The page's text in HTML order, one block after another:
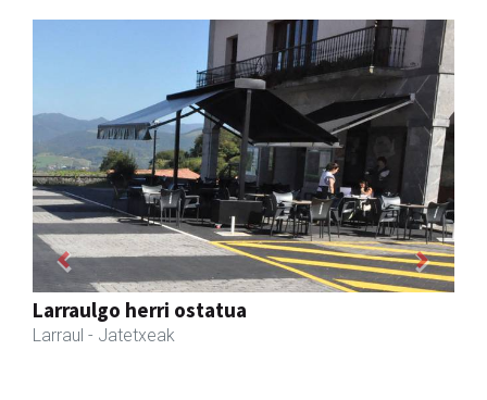
Amonarriz iturgintza S. L.
Larraul
Previous Next